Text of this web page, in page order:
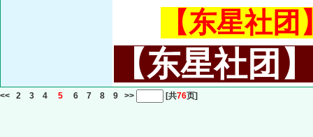
【东星社
【东星社团
<< 2 3 4 5 6 7 8 9 >> [共76页]